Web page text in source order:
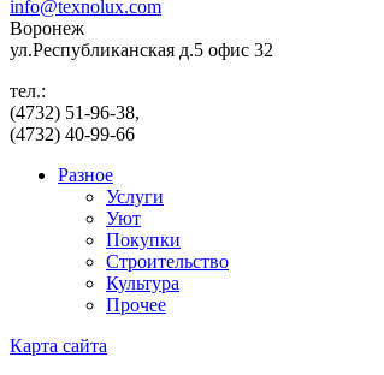
info@texnolux.com
Воронеж
ул.Республиканская д.5 офис 32
тел.:
(4732) 51-96-38,
(4732) 40-99-66
Разное
Услуги
Уют
Покупки
Строительство
Культура
Прочее
Карта сайта